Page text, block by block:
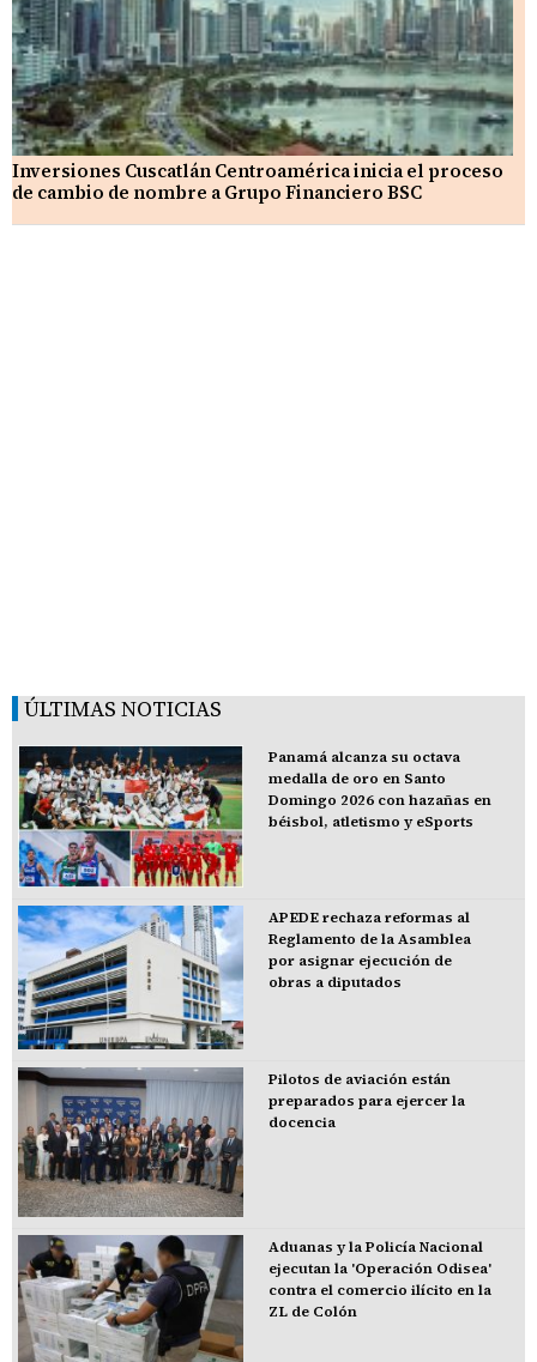
Inversiones Cuscatlán Centroamérica inicia el proceso
de cambio de nombre a Grupo Financiero BSC
ÚLTIMAS NOTICIAS
Panamá alcanza su octava
medalla de oro en Santo
Domingo 2026 con hazañas en
béisbol, atletismo y eSports
APEDE rechaza reformas al
Reglamento de la Asamblea
por asignar ejecución de
obras a diputados
Pilotos de aviación están
preparados para ejercer la
docencia
Aduanas y la Policía Nacional
ejecutan la 'Operación Odisea'
contra el comercio ilícito en la
ZL de Colón